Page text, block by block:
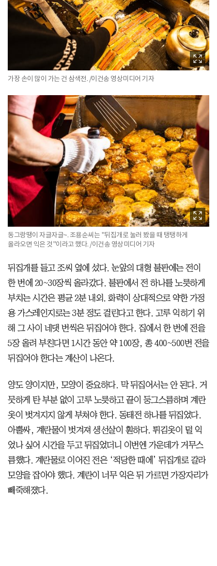
가장 손이 많이 가는 건 삼색전. /이건송 영상미디어 기자
동그랑땡이 자글자글~. 조용순씨는 "뒤집개로 눌러 봤을 때 탱탱하게
올라오면 익은 것"이라고 했다. /이건송 영상미디어 기자
뒤집개를 들고 조씨 옆에 섰다. 눈앞의 대형 불판에는 전이
한 번에 20~30장씩 올라갔다. 불판에서 전 하나를 노릇하게
부치는 시간은 평균 2분 내외. 화력이 상대적으로 약한 가정
용 가스레인지로는 3분 정도 걸린다고 한다. 고루 익히기 위
해 그 사이 네댓 번씩은 뒤집어야 한다. 집에서 한 번에 전을
5장 올려 부친다면 1시간 동안 약 100장, 총 400~500번 전을
뒤집어야 한다는 계산이 나온다.
양도 양이지만, 모양이 중요하다. 막 뒤집어서는 안 된다. 거
뭇하게 탄 부분 없이 고루 노릇하고 끝이 둥그스름하며 계란
옷이 벗겨지지 않게 부쳐야 한다. 동태전 하나를 뒤집었다.
아뿔싸, 계란물이 벗겨져 생선살이 훤하다. 튀김옷이 덜 익
었나 싶어 시간을 두고 뒤집었더니 이번엔 가운데가 거무스
름했다. 계란물로 이어진 전은 ‘적당한 때에’ 뒤집개로 갈라
모양을 잡아야 했다. 계란이 너무 익은 뒤 가르면 가장자리가
빼죽해졌다.